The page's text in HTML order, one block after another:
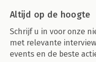
Altijd op de hoogte
Schrijf u in voor onze
met relevante
events en de beste